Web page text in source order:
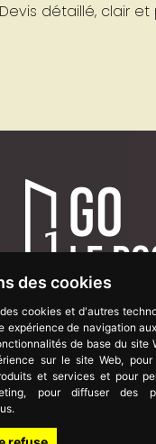
des cookies
cookies et d'autres
expérience de navigation
de base du site
sur le site Web,
et services et pour
, pour diffuser des
.
Devis détaillé, clair
du Lundi au Vendredi